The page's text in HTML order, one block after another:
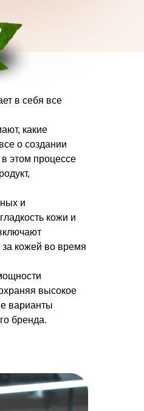
в себя все
какие
о создании
этом процессе
и
кожи и
кожей во время
высокое
варианты
бренда.